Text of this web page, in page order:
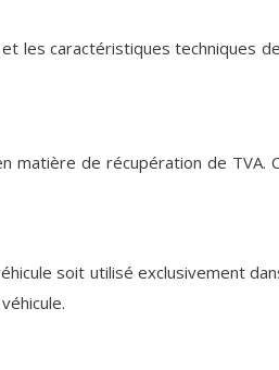
les caractéristiques techniques
matière de récupération de
soit utilisé exclusivement